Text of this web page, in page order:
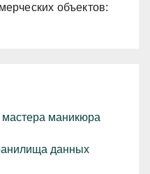
объектов:
маникюра
данных